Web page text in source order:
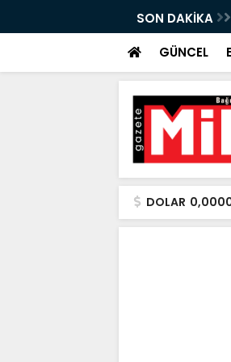
SON DAKİKA
Denetimleri Devam Ediyor”
GÜNCEL
DOLAR